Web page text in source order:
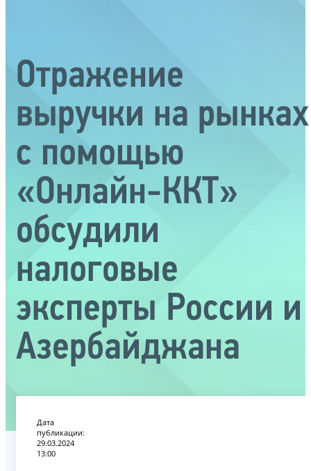
Отражение
выручки на рынках
с помощью
«Онлайн-ККТ»
обсудили
налоговые
эксперты России и
Азербайджана
Дата
публикации:
29.03.2024
13:00